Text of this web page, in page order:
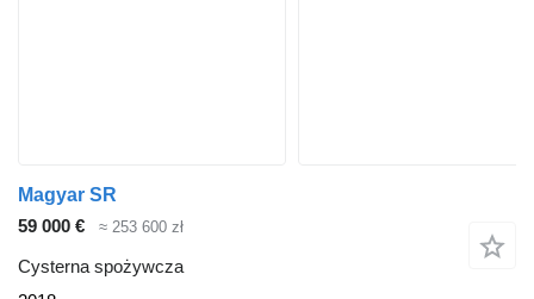
Magyar SR
59 000 €
≈ 253 600 zł
Cysterna spożywcza